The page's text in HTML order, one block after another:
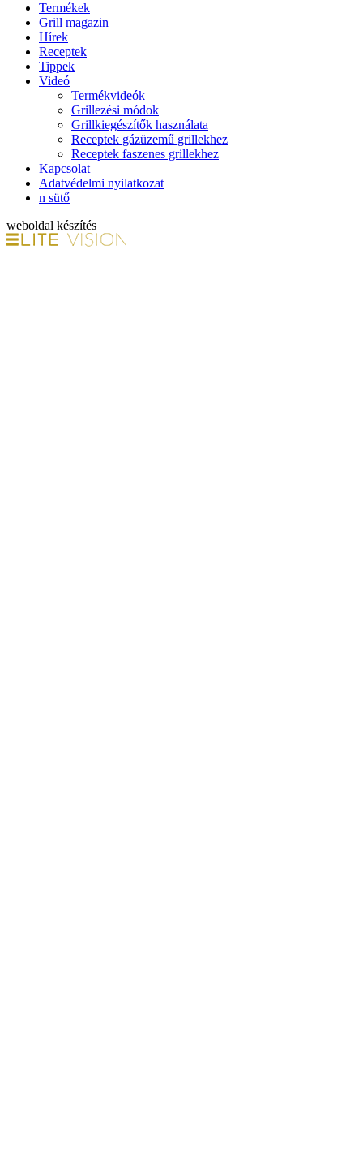
Termékek
Grill magazin
Hírek
Receptek
Tippek
Videó
Termékvideók
Grillezési módok
Grillkiegészítők használata
Receptek gázüzemű grillekhez
Receptek faszenes grillekhez
Kapcsolat
Adatvédelmi nyilatkozat
n sütő
weboldal készítés